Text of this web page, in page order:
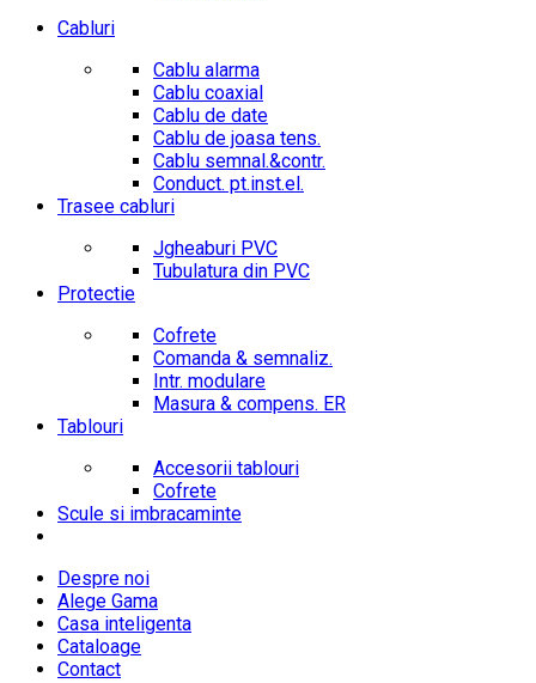
Cabluri
Cablu alarma
Cablu coaxial
Cablu de date
Cablu de joasa tens.
Cablu semnal.&contr.
Conduct. pt.inst.el.
Trasee cabluri
Jgheaburi PVC
Tubulatura din PVC
Protectie
Cofrete
Comanda & semnaliz.
Intr. modulare
Masura & compens. ER
Tablouri
Accesorii tablouri
Cofrete
Scule si imbracaminte
Despre noi
Alege Gama
Casa inteligenta
Cataloage
Contact